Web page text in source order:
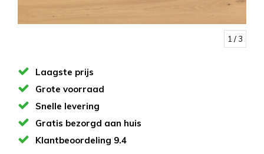
1 / 3
Laagste prijs
Grote voorraad
Snelle levering
Gratis bezorgd aan huis
Klantbeoordeling 9.4